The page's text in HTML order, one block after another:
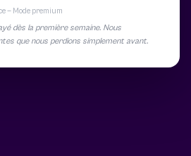
— Mode premium
dès la première semaine. Nous
que nous perdions simplement avant.